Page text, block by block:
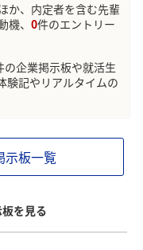
か、内定者を含む先輩
機、 0件のエントリー
企業掲示板や就活生
験記やリアルタイムの
示板一覧
を見る